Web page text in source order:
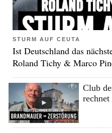
STURM AUF CEUTA
Ist Deutschland das
Roland Tichy & Marco
Club